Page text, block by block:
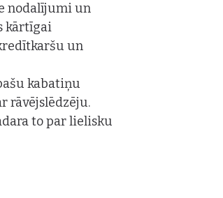
nodalījumi un
kārtīgai
un
kabatiņu
rāvējslēdzēju.
to par lielisku